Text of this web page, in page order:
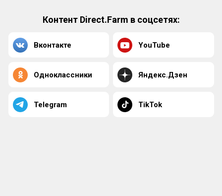
Контент Direct.Farm в соцсетях:
Вконтакте YouTube
Одноклассники Яндекс.Дзен
Telegram TikTok